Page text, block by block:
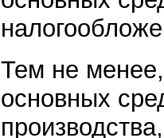
Тем не
основных